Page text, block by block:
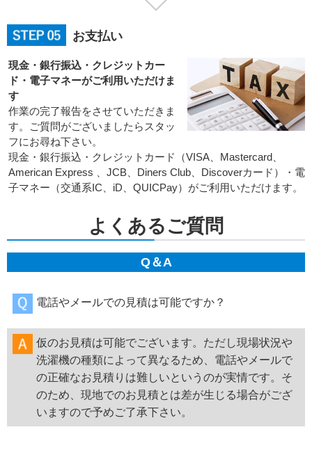
お支払い
現金・銀行振込・クレジットカー
ド・電子マネーがご利用いただけま
す
作業の完了報告をさせていただきま
す。ご質問がございましたらスタッ
フにお尋ね下さい。
現金・銀行振込・クレジットカード（VISA、Mastercard、
American Express 、JCB、Diners Club、Discoverカード）・電
子マネー（交通系IC、iD、QUICPay）がご利用いただけます。
よくあるご質問
Q＆A
電話やメールでの見積は可能ですか？
仮のお見積は可能でございます。ただし現場状況や
洗濯機の種類によって異なるため、電話やメールで
の正確なお見積りは難しいというのが実情です。そ
のため、現地でのお見積とは差が生じる場合がござ
いますので予めご了承下さい。